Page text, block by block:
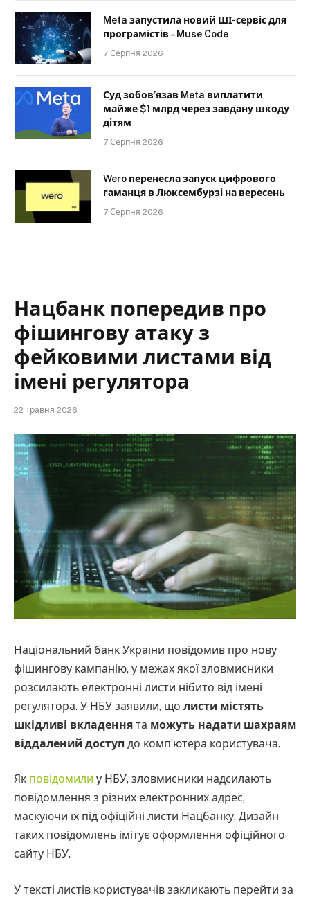
Meta запустила новий ШІ-сервіс для
програмістів – Muse Code
7 Серпня 2026
Суд зобов’язав Meta виплатити
майже $1 млрд через завдану шкоду
дітям
7 Серпня 2026
Wero перенесла запуск цифрового
гаманця в Люксембурзі на вересень
7 Серпня 2026
Нацбанк попередив про
фішингову атаку з
фейковими листами від
імені регулятора
22 Травня 2026
Національний банк України повідомив про нову
фішингову кампанію, у межах якої зловмисники
розсилають електронні листи нібито від імені
регулятора. У НБУ заявили, що листи містять
шкідливі вкладення та можуть надати шахраям
віддалений доступ до комп’ютера користувача.
Як повідомили у НБУ, зловмисники надсилають
повідомлення з різних електронних адрес,
маскуючи їх під офіційні листи Нацбанку. Дизайн
таких повідомлень імітує оформлення офіційного
сайту НБУ.
У тексті листів користувачів закликають перейти за